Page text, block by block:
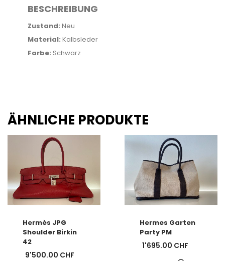
BESCHREIBUNG
Zustand: Neu
Material: Kalbsleder
Farbe: Schwarz
ÄHNLICHE PRODUKTE
Hermès JPG
Shoulder Birkin
42
9'500.00 CHF
Hermes Garten
Party PM
1'695.00 CHF